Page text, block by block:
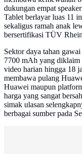
dukungan empat
Tablet berlayar luas 11
sekaligus ramah anak
bersertifikasi TÜV
Sektor daya tahan
7700 mAh yang diklaim
video harian hingga 18
membawa pulang
Huawei maupun
harga yang sangat
simak ulasan
berbagai sumber pada